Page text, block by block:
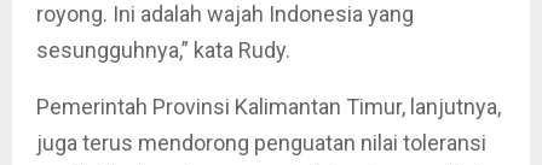
royong. Ini adalah wajah Indonesia yang
sesungguhnya,” kata Rudy.
Pemerintah Provinsi Kalimantan Timur, lanjutnya,
juga terus mendorong penguatan nilai toleransi